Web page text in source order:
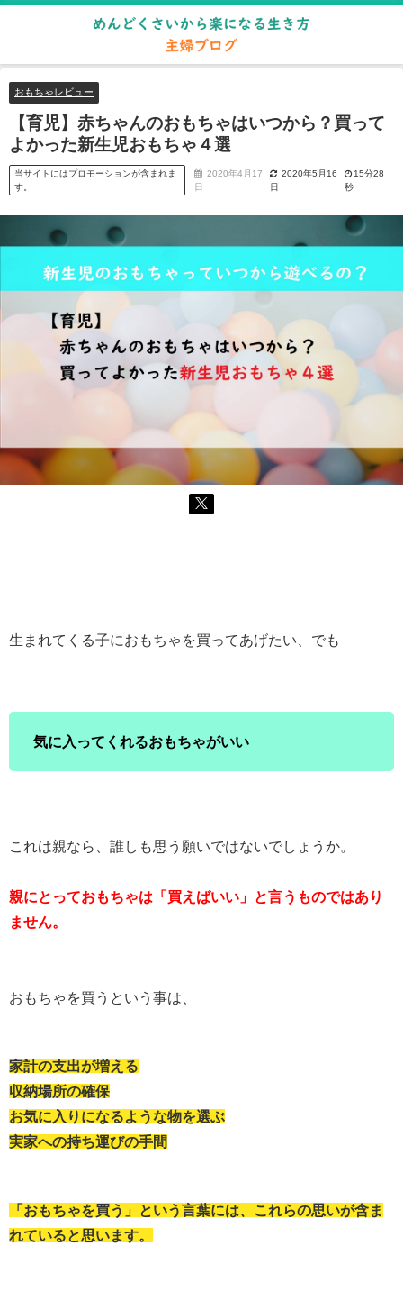
おもちゃレビュー
【育児】赤ちゃんのおもちゃはいつから？買って
よかった新生児おもちゃ４選
当サイトにはプロモーションが含まれま
す。
2020年4月17
日
2020年5月16
日
15分28
秒
生まれてくる子におもちゃを買ってあげたい、でも
気に入ってくれるおもちゃがいい
これは親なら、誰しも思う願いではないでしょうか。
親にとっておもちゃは「買えばいい」と言うものではあり
ません。
おもちゃを買うという事は、
家計の支出が増える
収納場所の確保
お気に入りになるような物を選ぶ
実家への持ち運びの手間
「おもちゃを買う」という言葉には、これらの思いが含ま
れていると思います。